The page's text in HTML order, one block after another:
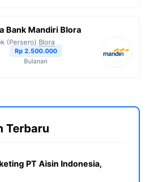
Bank Mandiri Blora
(Persero) Blora
Rp 2.500.000
Bulanan
Terbaru
PT Aisin Indonesia,